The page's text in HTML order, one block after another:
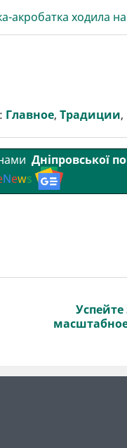
акробатка ходила
Главное, Традиции,
Дніпровської
News